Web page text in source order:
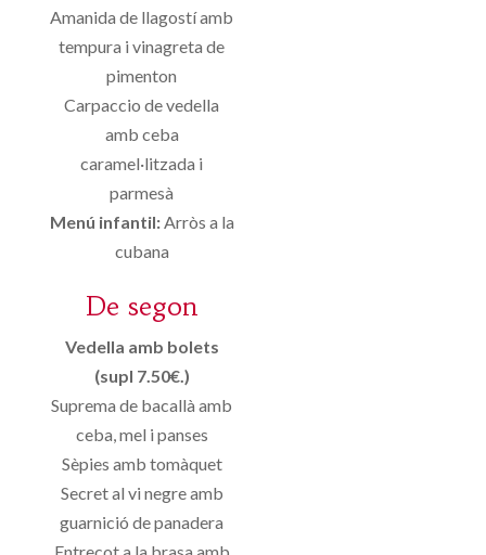
Amanida de llagostí amb
tempura i vinagreta de
pimenton
Carpaccio de vedella
amb ceba
caramel·litzada i
parmesà
Menú infantil:Arròs a la
cubana
De segon
Vedella amb bolets
(supl 7.50€.)
Suprema de bacallà amb
ceba, mel i panses
Sèpies amb tomàquet
Secret al vi negre amb
guarnició de panadera